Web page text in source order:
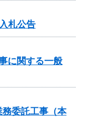
札公告
に関する一般
委託工事（本